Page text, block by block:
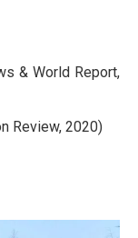
& World Report,
Review, 2020)